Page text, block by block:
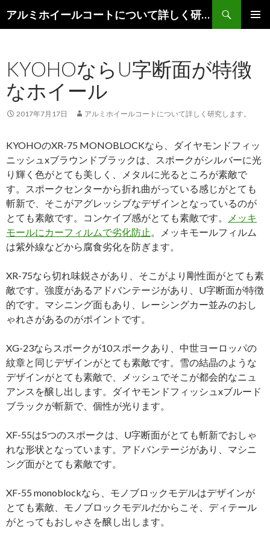
アルミホイールコートについて詳しく研究します。
索
ン
ツ
へ
移
動
KYOHOならU字断面が特徴
なホイール
2017年7月17日 アルミホイールコートについて詳しく研究します。
KYOHOのXR-75 MONOBLOCKなら、ダイヤモンドフィッ
ニッシュxブラウンドブラックは、スポークがシルバーに光
り輝く色がとても美しく、メタルに光るところが素敵で
す。スポークセンターから折れ曲がっている感じがとても
斬新で、そこがアグレッシブなデザインとなっているのが
とても素敵です。コンケイブ感がとても素敵です。
メッキ
モールにカーフィルムで劣化防止 。メッキモールフィルム
は紫外線などから腐食劣化を防ぎます。
XR-75なら切れ味鋭さがあり、そこがより剛性面がとても素
敵です。強度があるアドバンテージがあり、U字断面が特徴
的です。マシニング面もあり、レーシングカー並みのおし
ゃれさがあるのがポイントです。
XG-23ならスポークが10スポークあり、中世ヨーロッパの
紋章と同じデザインがとても素敵です。雪の結晶のような
デザインがとても素敵で、メッシュでそこが都会的なニュ
アンスを醸し出します。ダイヤモンドフィッシュxブルード
ブラックが斬新で、個性が光ります。
XF-55は5つのスポークは、U字断面がとても斬新でおしゃ
れな形状となっています。アドバンテージがあり、マシニ
ング面がとても素敵です。
XF-55 monoblockなら、モノブロックモデルはデザインが
とても素敵、モノブロックモデルだからこそ、ディテール
がとってもおしゃさを醸し出します。